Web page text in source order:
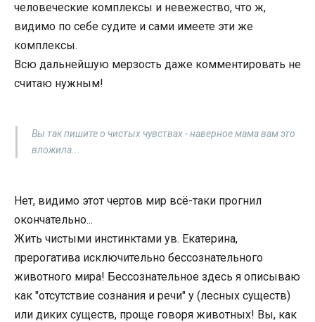
человеческие комплексы и невежество, что ж,
видимо по себе судите и сами имеете эти же
комплексы.
Всю дальнейшую мерзость даже комментировать не
считаю нужным!
Вы так пишите о чистых чувствах - наверное мама вам это
вложила...
Нет, видимо этот чертов мир всё-таки прогнил
окончательно...
Жить чистыми инстинктами ув. Екатерина,
прерогатива исключительно бессознательного
животного мира! Бессознательное здесь я описываю
как "отсутствие сознания и речи" у (лесных существ)
или диких существ, проще говоря животных! Вы, как